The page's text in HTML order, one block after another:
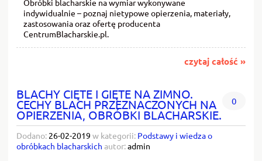
Obróbki blacharskie na wymiar wykonywane
indywidualnie – poznaj nietypowe opierzenia, materiały,
zastosowania oraz ofertę producenta
CentrumBlacharskie.pl.
czytaj całość »
BLACHY CIĘTE I GIĘTE NA ZIMNO.
CECHY BLACH PRZEZNACZONYCH NA
OPIERZENIA, OBRÓBKI BLACHARSKIE.
0
Dodano: 26-02-2019 w kategorii: Podstawy i wiedza o
obróbkach blacharskich autor:admin